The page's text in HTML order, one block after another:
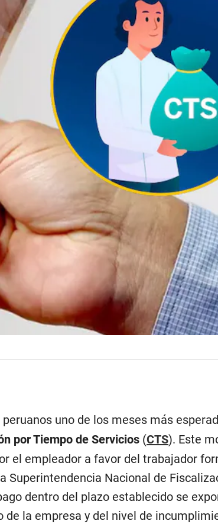
uno de los meses más
por Tiempo de Servicios (CTS). Este
el empleador a favor del trabajador
Superintendencia Nacional de
dentro del plazo establecido se
la empresa y del nivel de